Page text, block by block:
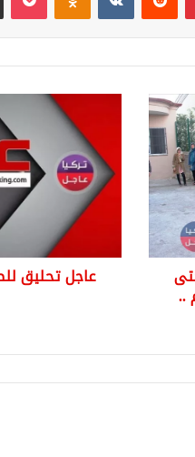
..
للطيران
الحربي
التركي
بأجواء
.....
عاجل تحليق